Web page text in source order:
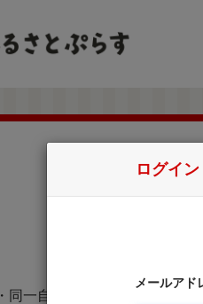
・同一自治体内の方からの寄附
ログイン
メールアド